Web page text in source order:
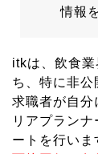
情報
itkは、飲食
ち、特に非公
求職者が自分
リアプラン
ートを行いま